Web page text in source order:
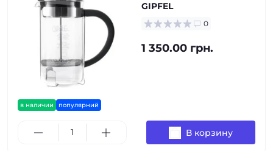
в наличии популярний
GIPFEL
0
1 350.00 грн.
В корзину